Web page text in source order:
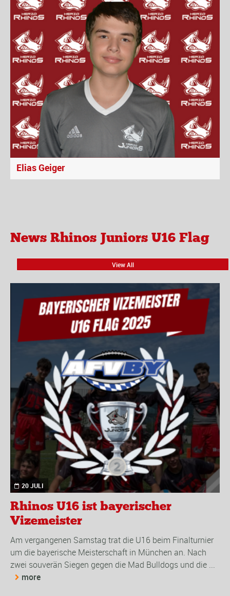
Elias Geiger
News Rhinos Juniors U16 Flag
View All
20 JULI
Rhinos U16 ist bayerischer
Vizemeister
Am vergangenen Samstag trat die U16 beim Finalturnier
um die bayerische Meisterschaft in München an. Nach
zwei souverän Siegen gegen die Mad Bulldogs und die ...
more